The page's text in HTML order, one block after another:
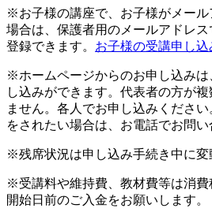
※お子様の講座で、お子様がメー
場合は、保護者用のメールアドレ
登録できます。 お子様の受講申し
※ホームページからのお申し込みは
し込みができます。代表者の方が
ません。各人でお申し込みくださ
をされたい場合は、お電話でお問い
※残席状況は申し込み手続き中に変
※受講料や維持費、教材費等は消
開始日前のご入金をお願いします。